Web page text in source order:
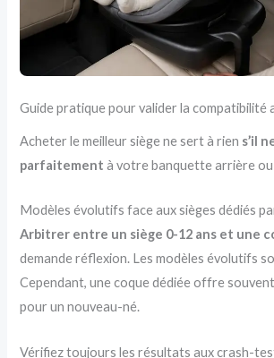
Guide pratique pour valider la compatibilité
Acheter le meilleur siège ne sert à rien s’il
parfaitement à votre banquette arrière
Modèles évolutifs face aux sièges dédiés
Arbitrer entre un siège 0-12 ans et une
demande réflexion. Les modèles évolutifs
Cependant, une coque dédiée offre
pour un nouveau-né.
Vérifiez toujours les résultats aux crash-